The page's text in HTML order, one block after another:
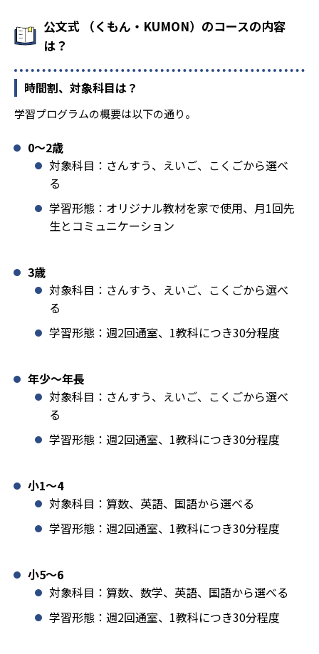
公文式 （くもん・KUMON）のコースの内容
は？
時間割、対象科目は？
学習プログラムの概要は以下の通り。
0〜2歳
対象科目：さんすう、えいご、こくごから選べ
る
学習形態：オリジナル教材を家で使用、月1回先
生とコミュニケーション
3歳
対象科目：さんすう、えいご、こくごから選べ
る
学習形態：週2回通室、1教科につき30分程度
年少〜年長
対象科目：さんすう、えいご、こくごから選べ
る
学習形態：週2回通室、1教科につき30分程度
小1️〜4
対象科目：算数、英語、国語から選べる
学習形態：週2回通室、1教科につき30分程度
小5〜6
対象科目：算数、数学、英語、国語から選べる
学習形態：週2回通室、1教科につき30分程度